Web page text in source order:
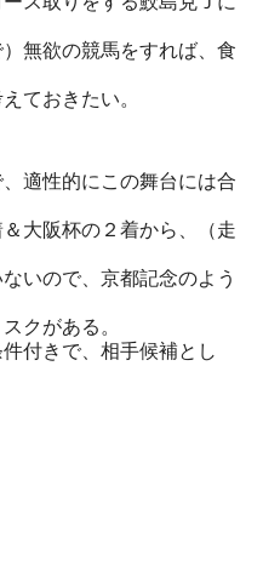
無欲の競馬をすれば、食
ておきたい。
適性的にこの舞台には合
大阪杯の２着から、（走
いので、京都記念のよう
クがある。
付きで、相手候補とし